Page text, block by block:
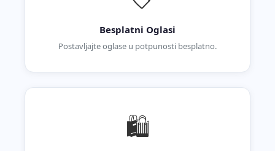
Besplatni Oglasi
Postavljajte oglase u potpunosti besplatno.
🛍️